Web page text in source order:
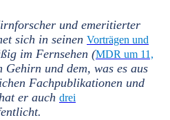
und emeritierter
sich in seinen Vorträgen und
im Fernsehen (MDR um 11,
Gehirn und dem, was es aus
Fachpublikationen und
er auch drei